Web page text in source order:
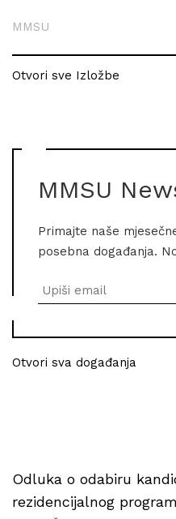
MMSU
Otvori sve Izložbe
MMSU
Primajte naše
posebna događanja.
Otvori sva događanja
Odluka o odabiru
rezidencijalnog